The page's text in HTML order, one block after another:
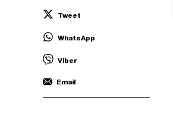
Tweet
WhatsApp
Viber
Email